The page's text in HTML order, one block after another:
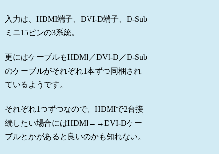
入力は、HDMI端子、DVI-D端子、D-Sub
ミニ15ピンの3系統。
更にはケーブルもHDMI／DVI-D／D-Sub
のケーブルがそれぞれ1本ずつ同梱され
ているようです。
それぞれ1つずつなので、HDMIで2台接
続したい場合にはHDMI←→DVI-Dケー
ブルとかがあると良いのかも知れない。